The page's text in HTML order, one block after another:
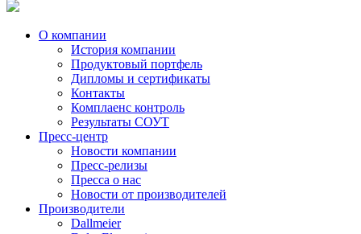
О компании
История компании
Продуктовый портфель
Дипломы и сертификаты
Контакты
Комплаенс контроль
Результаты СОУТ
Пресс-центр
Новости компании
Пресс-релизы
Пресса о нас
Новости от производителей
Производители
Dallmeier